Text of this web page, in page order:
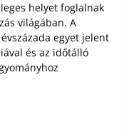
helyet foglalnak
világában. A
egyet jelent
és az időtálló